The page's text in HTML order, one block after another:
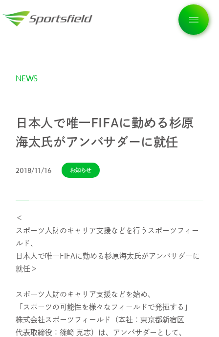
企業情報
スタッフ紹介
IR
NEWS
日本人で唯一FIFAに勤める杉原
海太氏がアンバサダーに就任
2018/11/16 お知らせ
＜
スポーツ人財のキャリア支援などを行うスポーツフィー
ルド、
日本人で唯一FIFAに勤める杉原海太氏がアンバサダーに
就任＞
スポーツ人財のキャリア支援などを始め、
「スポーツの可能性を様々なフィールドで発揮する」
株式会社スポーツフィールド（本社：東京都新宿区
代表取締役：篠﨑 克志）は、アンバサダーとして、